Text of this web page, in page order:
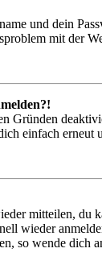
und dein
mit der
Gründen
einfach
mitteilen, du
wieder
so wende dich